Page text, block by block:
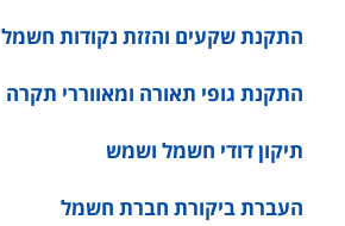
התקנת שקעים והזזת נקודות חשמל
התקנת גופי תאורה ומאווררי תקרה
תיקון דודי חשמל ושמש
העברת ביקורת חברת חשמל